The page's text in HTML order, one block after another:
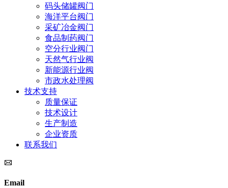
码头储罐阀门
海洋平台阀门
采矿冶金阀门
食品制药阀门
空分行业阀门
天然气行业阀
新能源行业阀
市政水处理阀
技术支持
质量保证
技术设计
生产制造
企业资质
联系我们
Email